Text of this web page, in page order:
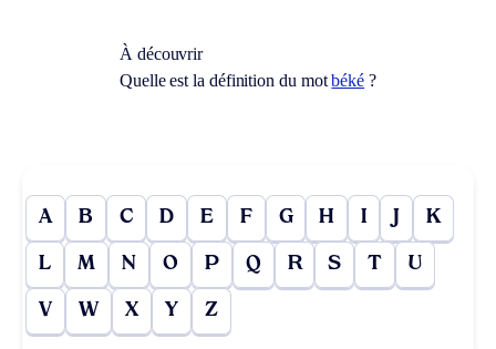
À découvrir
Quelle est la définition du motbéké ?
A B C D E F G H I J K
L M N O P Q R S T U
V W X Y Z